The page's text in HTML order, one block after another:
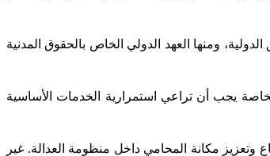
ومنها العهد الدولي الخاص بالحقوق المدنية
يجب أن تراعي استمرارية الخدمات الأساسية
وتعزيز مكانة المحامي داخل منظومة العدالة. غير